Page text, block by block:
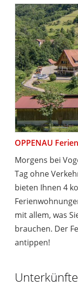
OPPENAU
Morgens bei
Tag ohne
bieten Ihnen 4
mit allem, was
brauchen. Der
antippen!